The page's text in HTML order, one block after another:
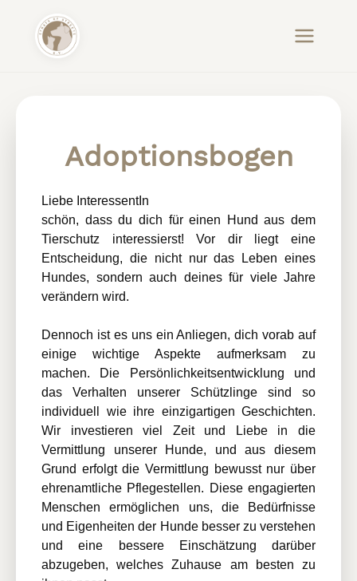
Adoptionsbogen
Liebe InteressentIn
schön, dass du dich für einen Hund aus dem
Tierschutz interessierst! Vor dir liegt eine
Entscheidung, die nicht nur das Leben eines
Hundes, sondern auch deines für viele Jahre
verändern wird.
Dennoch ist es uns ein Anliegen, dich vorab auf
einige wichtige Aspekte aufmerksam zu
machen. Die Persönlichkeitsentwicklung und
das Verhalten unserer Schützlinge sind so
individuell wie ihre einzigartigen Geschichten.
Wir investieren viel Zeit und Liebe in die
Vermittlung unserer Hunde, und aus diesem
Grund erfolgt die Vermittlung bewusst nur über
ehrenamtliche Pflegestellen. Diese engagierten
Menschen ermöglichen uns, die Bedürfnisse
und Eigenheiten der Hunde besser zu verstehen
und eine bessere Einschätzung darüber
abzugeben, welches Zuhause am besten zu